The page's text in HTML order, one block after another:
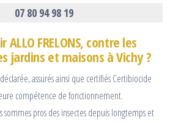
07 80 94 98 19
FRELONS, contre les
jardins et maisons à Vichy ?
assurés ainsi que certifiés Certibiocide
compétence de fonctionnement.
sommes pros des insectes depuis longtemps et